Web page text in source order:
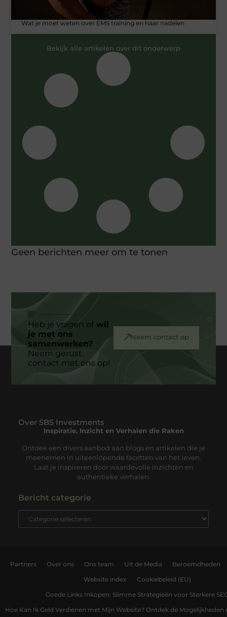
Wat je moet weten over EMS training en haar nadelen
Bekijk alle artikelen over dit onderwerp
Geen berichten meer om te tonen
Heb je vragen ofwil
je met ons
samenwerken?
Neem gerust
contact met ons op!
Neem contact op
Over SBS Investments
Inspiratie, Inzicht en Verhalen die Raken
Ontdek een divers aanbod aan blogs en artikelen die je
meenemen in uiteenlopende facetten van het leven.
Laat je inspireren door waardevolle inzichten en
authentieke verhalen.
Bericht categorie
Partners Over ons Ons team Uit de Media Beroemdheden
Website index Cookiebeleid (EU)
Goede Links Inkopen: Slimme Strategieën voor Sterkere
Hoe Kan Ik Geld Verdienen met Mijn Website? Ontdek de Mogelijkheden